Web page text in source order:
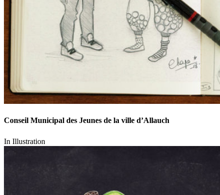
Conseil Municipal des Jeunes de la ville d’Allauch
In Illustration